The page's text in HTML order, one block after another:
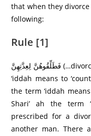
that when they
following:
Rule [1]
فَطَلِّقُوهُنَّ لِعِدَّتِهِنَّ (…divorce them at a time when the period of
‘iddah means to
the term ‘iddah
Shari’ ah the term
prescribed for a
another man. There